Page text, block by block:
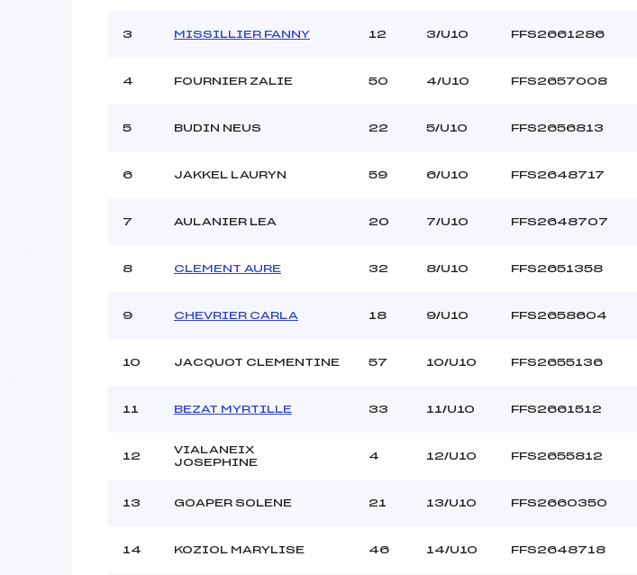
Heure de départ :
11H45
Ouvreurs A :
COVATTA ANTOINE (MB)
Météo :
BEAU
Pénalité appliquée :
255.0000
3 MISSILLIER FANNY 12 3/U10 FFS2661286
4 FOURNIER ZALIE 50 4/U10 FFS2657008
5 BUDIN NEUS 22 5/U10 FFS2656813
6 JAKKEL LAURYN 59 6/U10 FFS2648717
7 AULANIER LEA 20 7/U10 FFS2648707
8 CLEMENT AURE 32 8/U10 FFS2651358
9 CHEVRIER CARLA 18 9/U10 FFS2658604
10 JACQUOT CLEMENTINE 57 10/U10 FFS2655136
11 BEZAT MYRTILLE 33 11/U10 FFS2661512
12
VIALANEIX
JOSEPHINE
4 12/U10 FFS2655812
13 GOAPER SOLENE 21 13/U10 FFS2660350
14 KOZIOL MARYLISE 46 14/U10 FFS2648718